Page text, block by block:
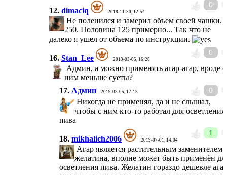
0
12. dimaciq 2018-11-30, 12:54
Не поленился и замерил объем своей чашки.
250. Половина 125 примерно... Так что не
далеко я ушел от объема по инструкции.
0
16. Stan_Lee 2019-03-05, 16:28
Админ, а можно применять агар-агар, вроде с
ним меньше суеты?
0
17. Админ 2019-03-05, 17:15
Никогда не применял, да и не слышал,
чтобы с ним кто-то работал для осветления
пива
1
18. mikhalich2006 2019-07-01, 14:04
Агар является растительным заменителем
желатина, вполне может быть применён
осветления пива. Желатин гораздо дешевле агар